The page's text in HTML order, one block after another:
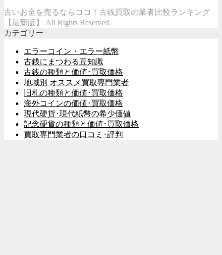
古いお金を売るならココ！古銭買取の業者比較ランキング
【最新版】 All Rights Reserved.
カテゴリー
エラーコイン・エラー紙幣
古銭にまつわる豆知識
古銭の種類と価値･買取価格
地域別 オススメ買取専門業者
旧札の種類と価値･買取価格
海外コインの価値･買取価格
現代硬貨･現代紙幣の希少価値
記念硬貨の種類と価値･買取価格
買取専門業者の口コミ･評判